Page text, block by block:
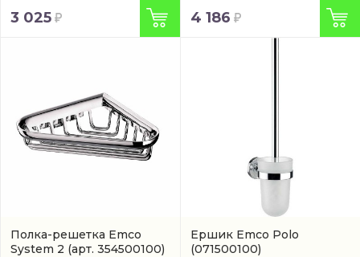
3 025 4 186
Полка-решетка Emco
System 2 (арт. 354500100)
Ершик Emco Polo
(071500100)